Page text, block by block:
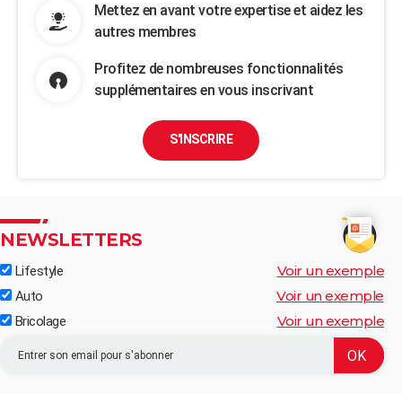
Mettez en avant votre expertise et aidez les
autres membres
Profitez de nombreuses fonctionnalités
supplémentaires en vous inscrivant
S'INSCRIRE
NEWSLETTERS
Lifestyle Voir un exemple
Auto Voir un exemple
Bricolage Voir un exemple